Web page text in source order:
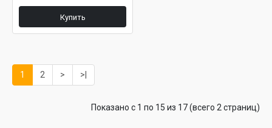
Купить
1 2 > >|
Показано с 1 по 15 из 17 (всего 2 страниц)